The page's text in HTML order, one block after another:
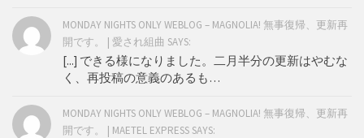
MONDAY NIGHTS ONLY WEBLOG – MAGNOLIA! 無事復帰、更新再
開です。 | 愛され組曲 SAYS:
[...] できる様になりました。二月半分の更新はやむな
く、再投稿の意義のあるも…
MONDAY NIGHTS ONLY WEBLOG – MAGNOLIA! 無事復帰、更新再
開です。 | MAETEL EXPRESS SAYS: